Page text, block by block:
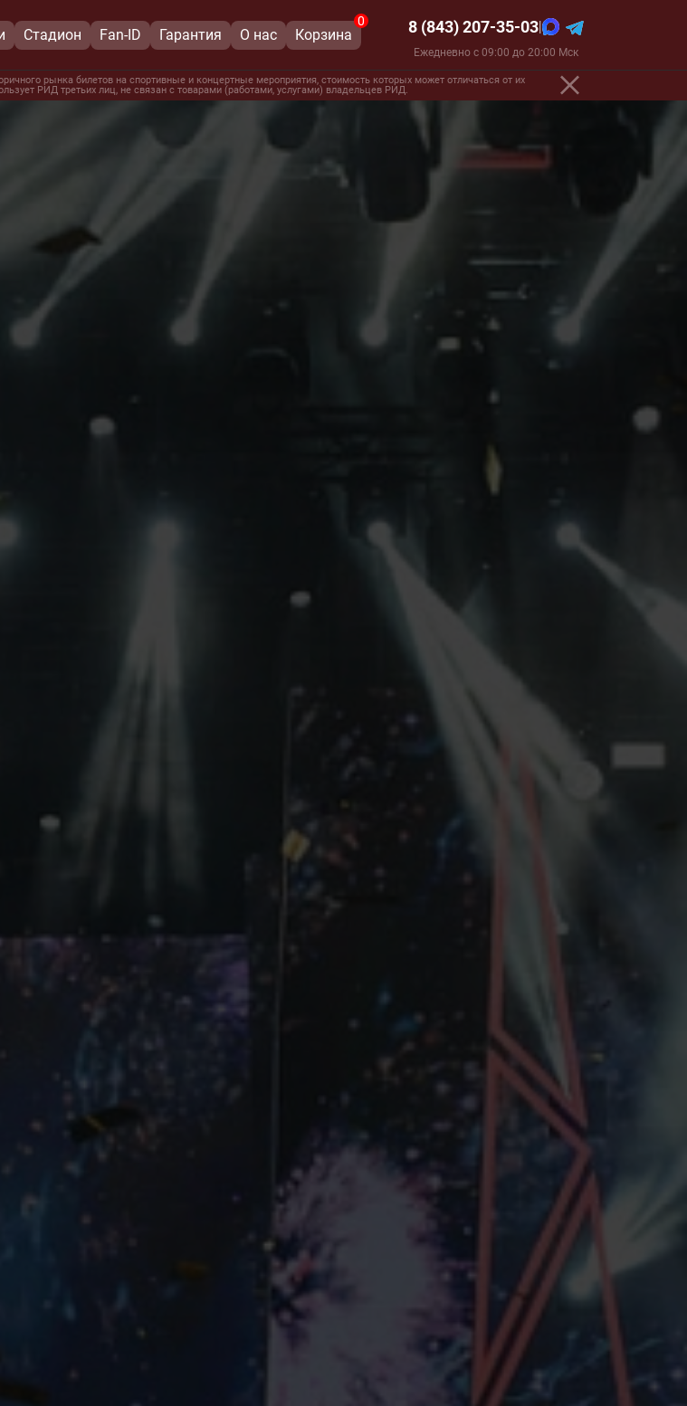
Стадион Fan-ID Гарантия О нас Корзина
0 8 (843) 207-35-03|
Ежедневно с 09:00 до 20:00 Мск
рынка билетов на спортивные и концертные мероприятия, стоимость которых может отличаться от их
РИД третьих лиц, не связан с товарами (работами, услугами) владельцев РИД.